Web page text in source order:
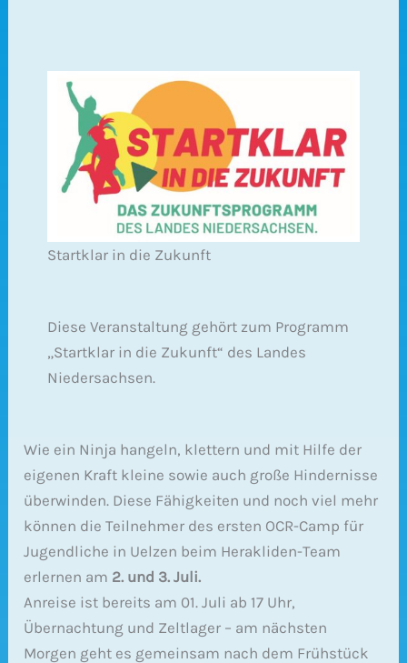
Startklar in die Zukunft
Diese Veranstaltung gehört zum Programm
„Startklar in die Zukunft“ des Landes
Niedersachsen.
Wie ein Ninja hangeln, klettern und mit Hilfe der
eigenen Kraft kleine sowie auch große Hindernisse
überwinden. Diese Fähigkeiten und noch viel mehr
können die Teilnehmer des ersten OCR-Camp für
Jugendliche in Uelzen beim Herakliden-Team
erlernen am 2. und 3. Juli.
Anreise ist bereits am 01. Juli ab 17 Uhr,
Übernachtung und Zeltlager – am nächsten
Morgen geht es gemeinsam nach dem Frühstück